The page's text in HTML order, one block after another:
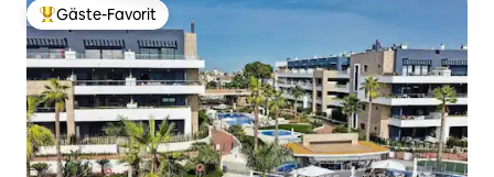
Beliebter Gäste-Favorit.
Gäste-Favorit